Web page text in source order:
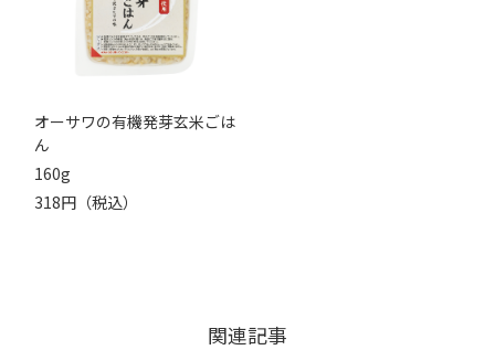
オーサワの有機発芽玄米ごは
ん
160g
318円（税込）
関連記事